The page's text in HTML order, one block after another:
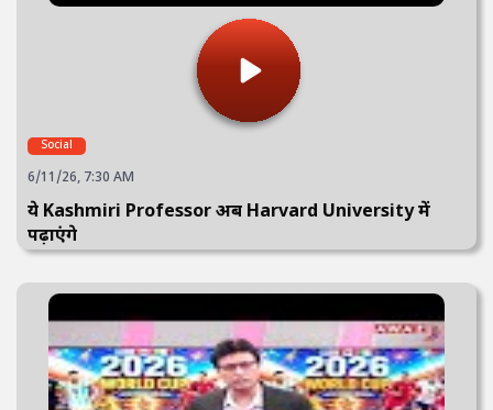
Social
6/11/26, 7:30 AM
ये Kashmiri Professor अब Harvard University में
पढ़ाएंगे